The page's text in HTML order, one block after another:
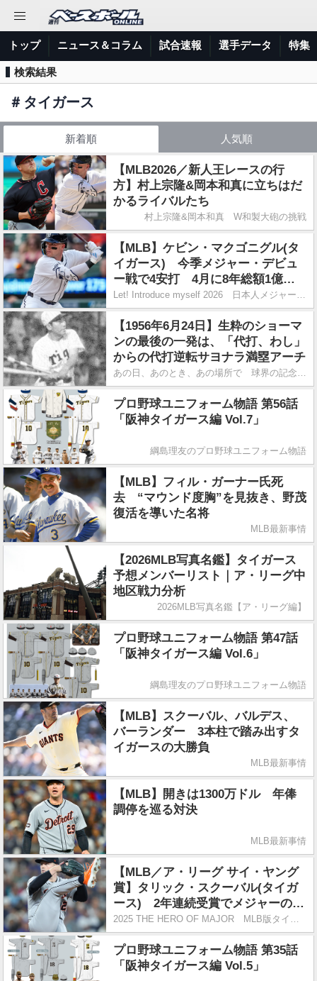
トップ ニュース＆コラム 試合速報 選手データ 特集
検索結果
＃ タイガース
新着順 人気順
【MLB2026／新人王レースの行
方】村上宗隆&岡本和真に立ちはだ
かるライバルたち
村上宗隆&岡本和真 W和製大砲の挑戦
【MLB】ケビン・マクゴニグル(タ
イガース) 今季メジャー・デビュ
ー戦で4安打 4月に8年総額1億
5000万ドル契約に合意
Let! Introduce myself 2026 日本人メジャーの仲間たち
【1956年6月24日】生粋のショーマ
ンの最後の一発は、「代打、わし」
からの代打逆転サヨナラ満塁アーチ
あの日、あのとき、あの場所で 球界の記念日にタイムスリップ
プロ野球ユニフォーム物語 第56話
「阪神タイガース編 Vol.7」
綱島理友のプロ野球ユニフォーム物語
【MLB】フィル・ガーナー氏死
去 “マウンド度胸”を見抜き、野茂
復活を導いた名将
MLB最新事情
【2026MLB写真名鑑】タイガース
予想メンバーリスト｜ア・リーグ中
地区戦力分析
2026MLB写真名鑑【ア・リーグ編】
プロ野球ユニフォーム物語 第47話
「阪神タイガース編 Vol.6」
綱島理友のプロ野球ユニフォーム物語
【MLB】スクーバル、バルデス、
バーランダー 3本柱で踏み出すタ
イガースの大勝負
MLB最新事情
【MLB】開きは1300万ドル 年俸
調停を巡る対決
MLB最新事情
【MLB／ア・リーグ サイ・ヤング
賞】タリック・スクーバル(タイガ
ース) 2年連続受賞でメジャーの顔
に 成長を目指しながら3度目の受
賞を狙う
2025 THE HERO OF MAJOR MLB版タイトルホルダー
プロ野球ユニフォーム物語 第35話
「阪神タイガース編 Vol.5」